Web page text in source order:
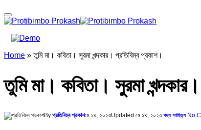
Home »তুমি মা। কবিতা। সুরমা খন্দকার। প্রতিবিম্ব প্রকাশ।
তুমি মা। কবিতা। সুরমা
By প্রতিবিম্ব প্রকাশমে ১৪, ২০২৩Updated:মে ১৪, ২০২৩ পদ্য সাহিত্য No